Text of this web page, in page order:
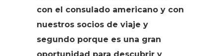
con el consulado americano y con
nuestros socios de viaje y
segundo porque es una gran